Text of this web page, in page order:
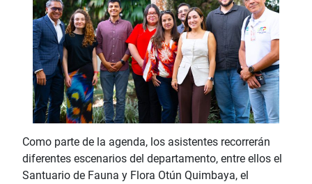
Como parte de la agenda, los asistentes recorrerán
diferentes escenarios del departamento, entre ellos el
Santuario de Fauna y Flora Otún Quimbaya, el